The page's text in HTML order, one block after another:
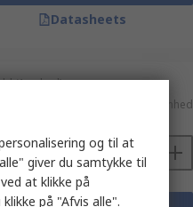
Datasheets
(1 enhed)
Kr. 523,90/enhed
og til at
giver du samtykke til
at klikke på
på "Afvis alle".